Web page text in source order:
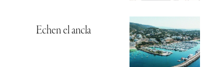
Echen el ancla